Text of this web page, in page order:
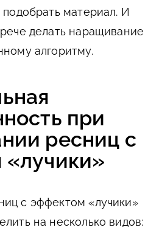
материал. И
делать наращивание
алгоритму.
при
ресниц с
с эффектом «лучики»
на несколько видов: